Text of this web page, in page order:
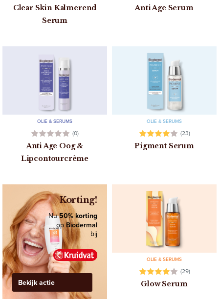
Clear Skin Kalmerend
Serum
Anti Age Serum
OLIE & SERUMS
(0)
Anti Age Oog &
Lipcontourcrème
OLIE & SERUMS
(23)
Pigment Serum
Korting!
Nu50% korting
opBiodermal
bij
Bekijk actie
OLIE & SERUMS
(29)
Glow Serum